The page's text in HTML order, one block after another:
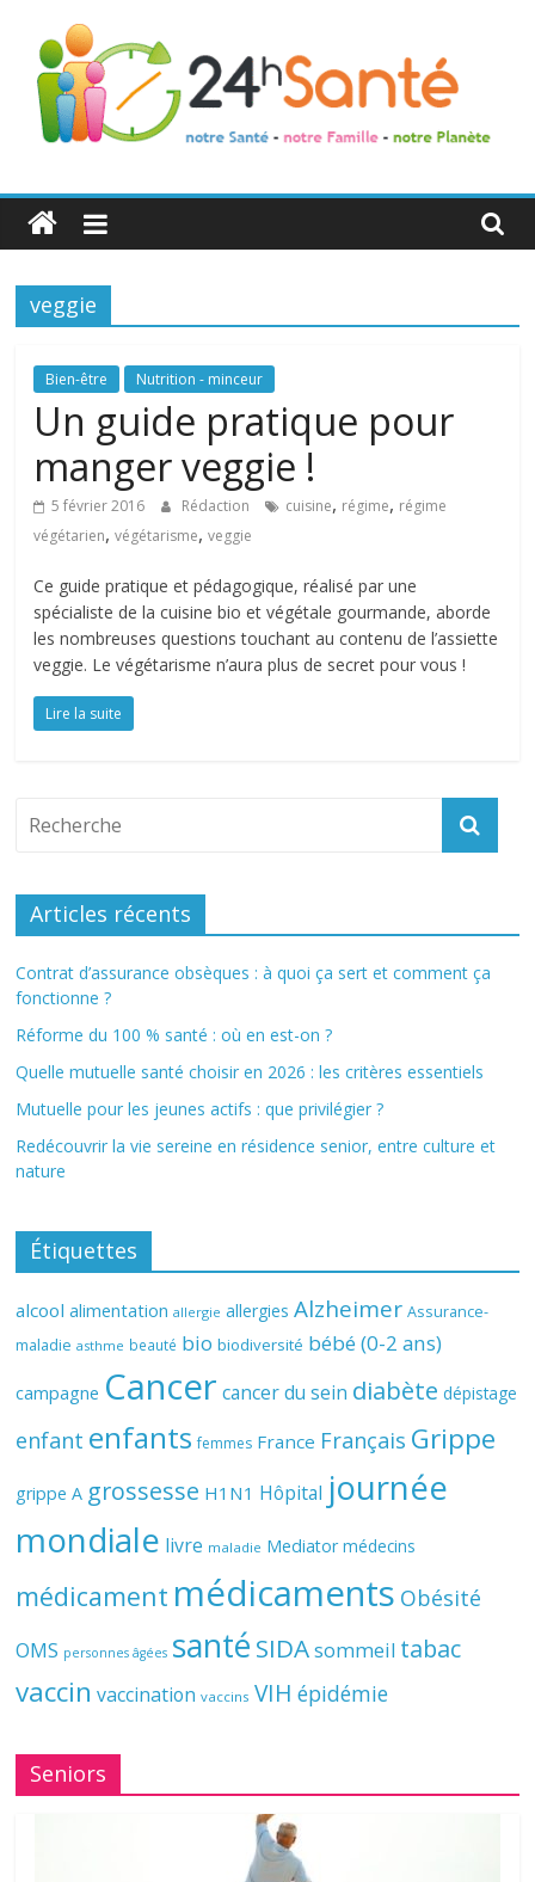
24h
Santé
La
de
toute
famille
veggie
Bien-être Nutrition - minceur
Un guide pratique pour
manger veggie !
5 février 2016 Rédaction cuisine, régime, régime
végétarien,végétarisme,veggie
Ce guide pratique et pédagogique, réalisé par une
spécialiste de la cuisine bio et végétale gourmande, aborde
les nombreuses questions touchant au contenu de l’assiette
veggie. Le végétarisme n’aura plus de secret pour vous !
Lire la suite
Articles récents
Contrat d’assurance obsèques : à quoi ça sert et comment ça
fonctionne ?
Réforme du 100 % santé : où en est-on ?
Quelle mutuelle santé choisir en 2026 : les critères essentiels
Mutuelle pour les jeunes actifs : que privilégier ?
Redécouvrir la vie sereine en résidence senior, entre culture et
nature
Étiquettes
alcool alimentation allergie allergies Alzheimer Assurance-
maladie asthme beauté bio biodiversité bébé (0-2 ans)
campagne Cancer cancer du sein diabète dépistage
enfant enfants femmes France Français Grippe
grippe A grossesse H1N1 Hôpital journée
mondiale livre maladie Mediator médecins
médicament médicaments Obésité
OMS personnes âgées santé SIDAsommeil tabac
vaccin vaccination vaccins VIH épidémie
Seniors